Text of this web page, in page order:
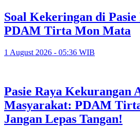
Soal Kekeringan di
PDAM Tirta Mon Mata
1 August 2026 - 05:36 WIB
Pasie Raya Kekurangan
Masyarakat: PDAM
Jangan Lepas Tangan!